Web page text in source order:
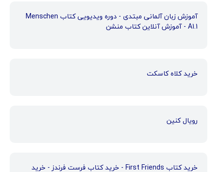
آموزش زبان آلمانی مبتدی - دوره ویدیویی کتاب Menschen
A1.1 - آموزش آنلاین کتاب منشن
خرید کلاه کاسکت
رویال کنین
خرید کتاب First Friends - خرید کتاب فرست فرندز - خرید